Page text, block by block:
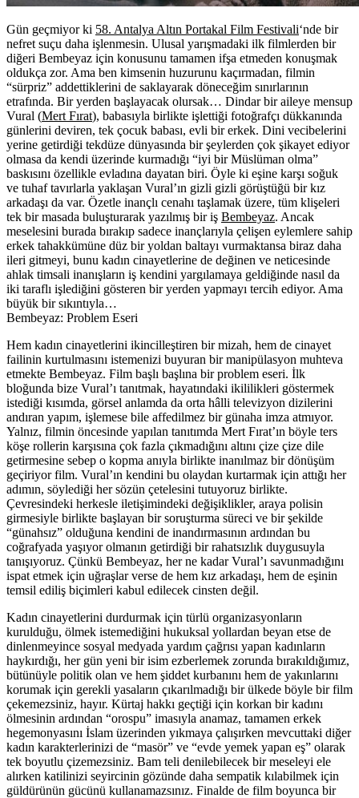
Gün geçmiyor ki 58. Antalya Altın Portakal Film Festivali‘nde bir
nefret suçu daha işlenmesin. Ulusal yarışmadaki ilk filmlerden bir
diğeri Bembeyaz için konusunu tamamen ifşa etmeden konuşmak
oldukça zor. Ama ben kimsenin huzurunu kaçırmadan, filmin
“sürpriz” addettiklerini de saklayarak döneceğim sınırlarının
etrafında. Bir yerden başlayacak olursak… Dindar bir aileye mensup
Vural (Mert Fırat), babasıyla birlikte işlettiği fotoğrafçı dükkanında
günlerini deviren, tek çocuk babası, evli bir erkek. Dini vecibelerini
yerine getirdiği tekdüze dünyasında bir şeylerden çok şikayet ediyor
olmasa da kendi üzerinde kurmadığı “iyi bir Müslüman olma”
baskısını özellikle evladına dayatan biri. Öyle ki eşine karşı soğuk
ve tuhaf tavırlarla yaklaşan Vural’ın gizli gizli görüştüğü bir kız
arkadaşı da var. Özetle inançlı cenahı taşlamak üzere, tüm klişeleri
tek bir masada buluşturarak yazılmış bir iş Bembeyaz. Ancak
meselesini burada bırakıp sadece inançlarıyla çelişen eylemlere sahip
erkek tahakkümüne düz bir yoldan baltayı vurmaktansa biraz daha
ileri gitmeyi, bunu kadın cinayetlerine de değinen ve neticesinde
ahlak timsali inanışların iş kendini yargılamaya geldiğinde nasıl da
iki taraflı işlediğini gösteren bir yerden yapmayı tercih ediyor. Ama
büyük bir sıkıntıyla…
Bembeyaz: Problem Eseri
Hem kadın cinayetlerini ikincilleştiren bir mizah, hem de cinayet
failinin kurtulmasını istemenizi buyuran bir manipülasyon muhteva
etmekte Bembeyaz. Film başlı başlına bir problem eseri. İlk
bloğunda bize Vural’ı tanıtmak, hayatındaki ikililikleri göstermek
istediği kısımda, görsel anlamda da orta hâlli televizyon dizilerini
andıran yapım, işlemese bile affedilmez bir günaha imza atmıyor.
Yalnız, filmin öncesinde yapılan tanıtımda Mert Fırat’ın böyle ters
köşe rollerin karşısına çok fazla çıkmadığını altını çize çize dile
getirmesine sebep o kopma anıyla birlikte inanılmaz bir dönüşüm
geçiriyor film. Vural’ın kendini bu olaydan kurtarmak için attığı her
adımın, söylediği her sözün çetelesini tutuyoruz birlikte.
Çevresindeki herkesle iletişimindeki değişiklikler, araya polisin
girmesiyle birlikte başlayan bir soruşturma süreci ve bir şekilde
“günahsız” olduğuna kendini de inandırmasının ardından bu
coğrafyada yaşıyor olmanın getirdiği bir rahatsızlık duygusuyla
tanışıyoruz. Çünkü Bembeyaz, her ne kadar Vural’ı savunmadığını
ispat etmek için uğraşlar verse de hem kız arkadaşı, hem de eşinin
temsil ediliş biçimleri kabul edilecek cinsten değil.
Kadın cinayetlerini durdurmak için türlü organizasyonların
kurulduğu, ölmek istemediğini hukuksal yollardan beyan etse de
dinlenmeyince sosyal medyada yardım çağrısı yapan kadınların
haykırdığı, her gün yeni bir isim ezberlemek zorunda bırakıldığımız,
bütünüyle politik olan ve hem şiddet kurbanını hem de yakınlarını
korumak için gerekli yasaların çıkarılmadığı bir ülkede böyle bir film
çekemezsiniz, hayır. Kürtaj hakkı geçtiği için korkan bir kadını
ölmesinin ardından “orospu” imasıyla anamaz, tamamen erkek
hegemonyasını İslam üzerinden yıkmaya çalışırken mevcuttaki diğer
kadın karakterlerinizi de “masör” ve “evde yemek yapan eş” olarak
tek boyutlu çizemezsiniz. Bam teli denilebilecek bir meseleyi ele
alırken katilinizi seyircinin gözünde daha sempatik kılabilmek için
güldürünün gücünü kullanamazsınız. Finalde de film boyunca bir